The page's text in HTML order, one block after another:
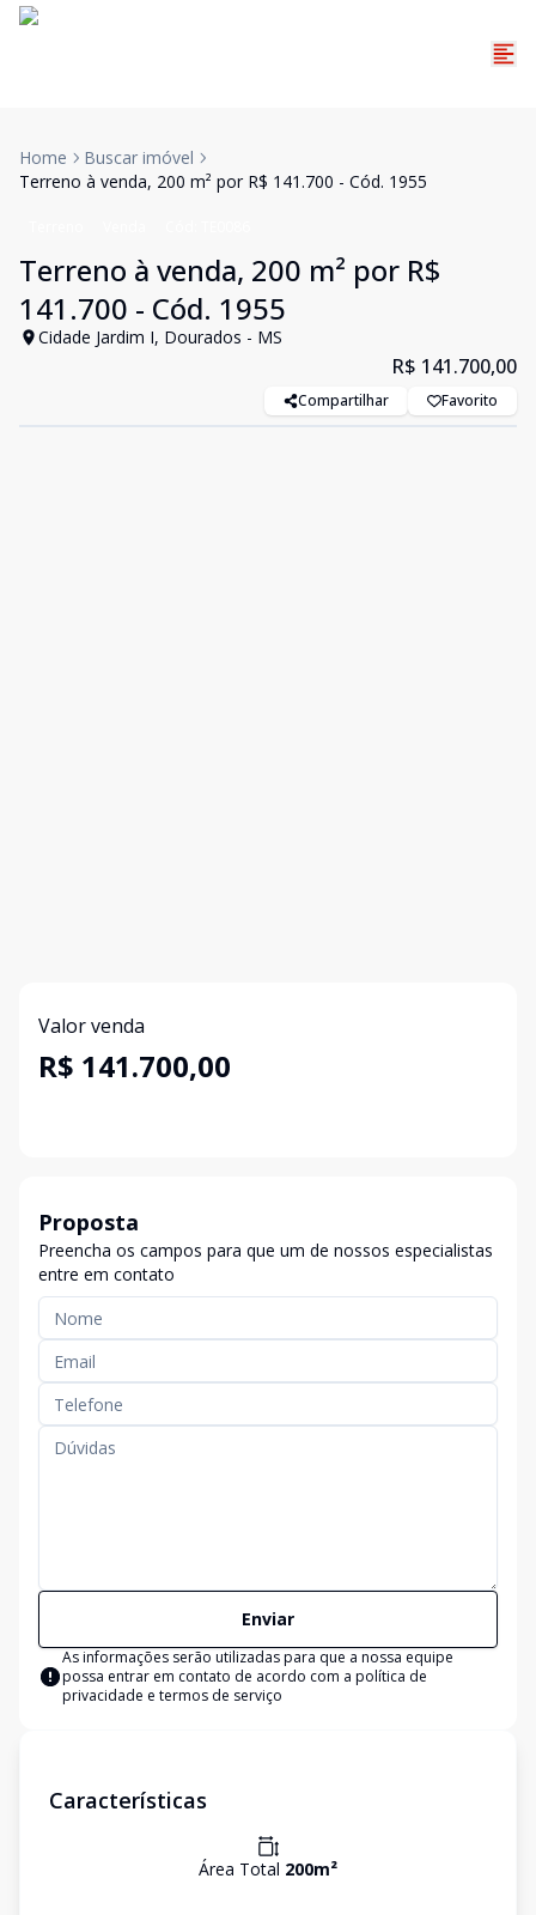
Home
Buscar imóvel
Terreno à venda, 200 m² por R$ 141.700 - Cód. 1955
Terreno à venda, 200 m² por R$
141.700 - Cód. 1955
Cidade Jardim I, Dourados - MS
R$ 141.700,00
Compartilhar Favorito
Valor venda
R$ 141.700,00
Proposta
Preencha os campos para que um de nossos especialistas
entre em contato
Enviar
As informações serão utilizadas para que a nossa equipe
possa entrar em contato de acordo com a política de
privacidade e termos de serviço
Características
Área Total 200m²